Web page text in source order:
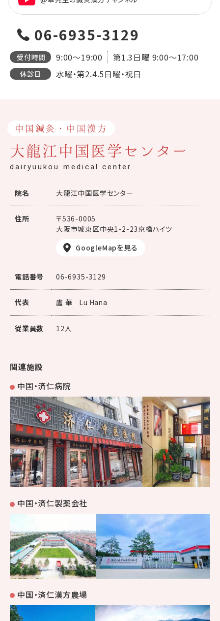
06-6935-3129
受付時間 9:00～19:00 第1.3日曜 9:00～17:00
休診日 水曜・第2.4.5日曜・祝日
中国鍼灸・中国漢方
大龍江中国医学センター
dairyuukou medical center
院名 大龍江中国医学センター
住所
〒536-0005
大阪市城東区中央1-2-23京橋ハイツ
GoogleMapを見る
電話番号 06-6935-3129
代表 盧 華 Lu Hana
従業員数 12人
関連施設
中国・済仁病院
中国・済仁製薬会社
中国・済仁漢方農場